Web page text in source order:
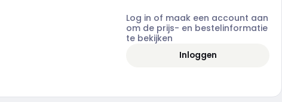
Log in of maak een account aan
om de prijs- en bestelinformatie
te bekijken
Inloggen